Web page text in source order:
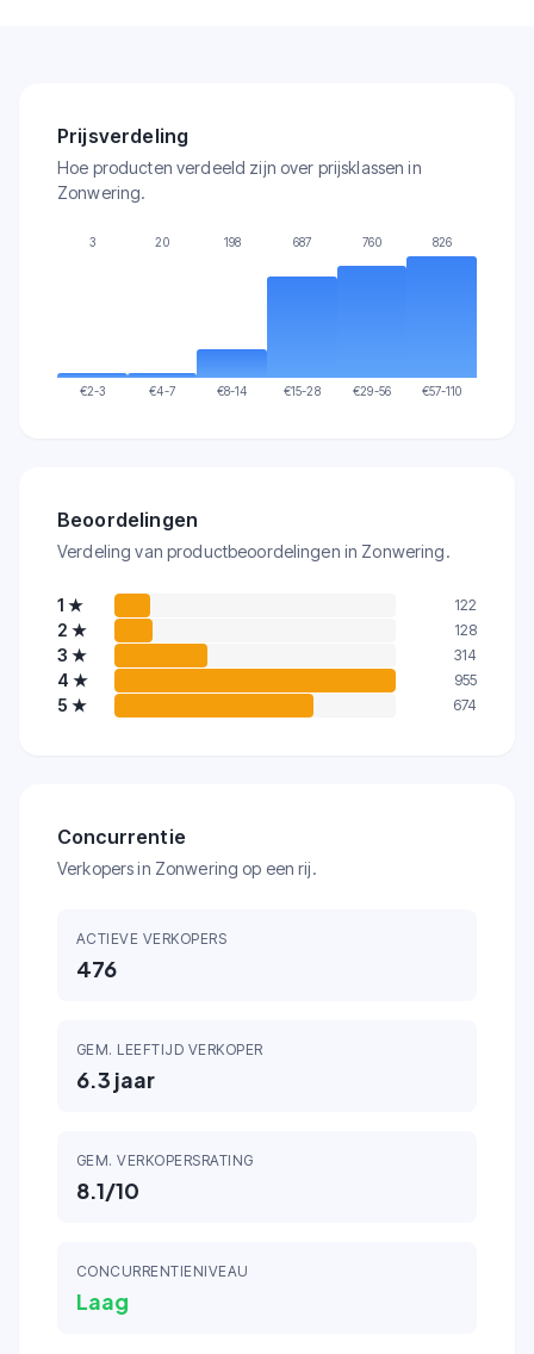
Prijsverdeling
Hoe producten verdeeld zijn over prijsklassen in
Zonwering.
3
€2-3
20
€4-7
198
€8-14
687
€15-28
760
€29-56
826
€57-110
Beoordelingen
Verdeling van productbeoordelingen in Zonwering.
1 ★ 122
2 ★ 128
3 ★ 314
4 ★ 955
5 ★ 674
Concurrentie
Verkopers in Zonwering op een rij.
ACTIEVE VERKOPERS
476
GEM. LEEFTIJD VERKOPER
6.3 jaar
GEM. VERKOPERSRATING
8.1/10
CONCURRENTIENIVEAU
Laag